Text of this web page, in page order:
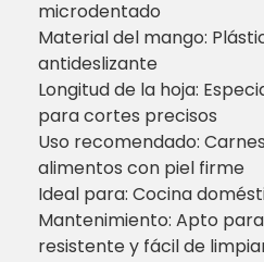
microdentado
Material del mango:
antideslizante
Longitud de la hoja:
para cortes precisos
Uso recomendado:
alimentos con piel firme
Ideal para: Cocina
Mantenimiento: Apto
resistente y fácil de